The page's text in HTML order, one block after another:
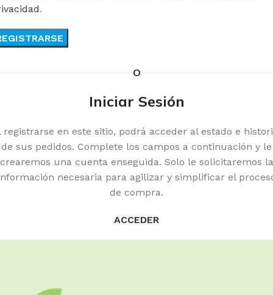
.
O
Iniciar Sesión
registrarse en este sitio, podrá acceder al estado e
de sus pedidos. Complete los campos a continuación y le
crearemos una cuenta enseguida. Solo le solicitaremos la
necesaria para agilizar y simplificar el
de compra.
ACCEDER